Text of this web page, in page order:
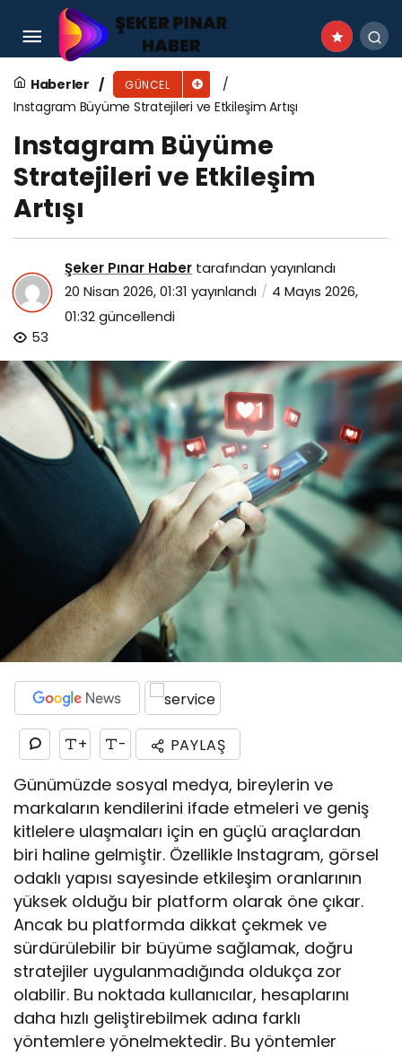
Haberler GÜNCEL
Instagram Büyüme Stratejileri ve Etkileşim Artışı
Instagram Büyüme
Stratejileri ve Etkileşim
Artışı
Şeker Pınar Haber tarafından yayınlandı
20 Nisan 2026, 01:31 yayınlandı
4 Mayıs 2026,
01:32güncellendi
53
+ - PAYLAŞ
Günümüzde sosyal medya, bireylerin ve
markaların kendilerini ifade etmeleri ve geniş
kitlelere ulaşmaları için en güçlü araçlardan
biri haline gelmiştir. Özellikle Instagram, görsel
odaklı yapısı sayesinde etkileşim oranlarının
yüksek olduğu bir platform olarak öne çıkar.
Ancak bu platformda dikkat çekmek ve
sürdürülebilir bir büyüme sağlamak, doğru
stratejiler uygulanmadığında oldukça zor
olabilir. Bu noktada kullanıcılar, hesaplarını
daha hızlı geliştirebilmek adına farklı
yöntemlere yönelmektedir. Bu yöntemler
İstoç ve İstanbul’da Toptan Kozmetik Rehberi